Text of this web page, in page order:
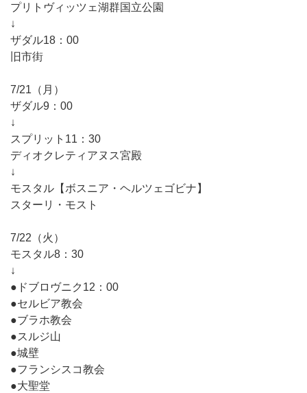
プリトヴィッツェ湖群国立公園
↓
ザダル18：00
旧市街
7/21（月）
ザダル9：00
↓
スプリット11：30
ディオクレティアヌス宮殿
↓
モスタル【ボスニア・ヘルツェゴビナ】
スターリ・モスト
7/22（火）
モスタル8：30
↓
●ドブロヴニク12：00
●セルビア教会
●ブラホ教会
●スルジ山
●城壁
●フランシスコ教会
●大聖堂